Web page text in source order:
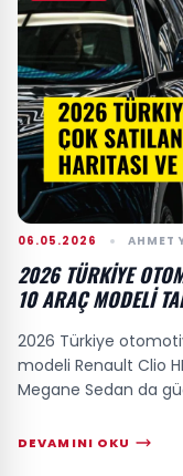
06.05.2026 AHMET
2026 TÜRKIYE
10 ARAÇ MODELI
2026 Türkiye
modeli Renault Clio
Megane Sedan da
DEVAMINI OKU